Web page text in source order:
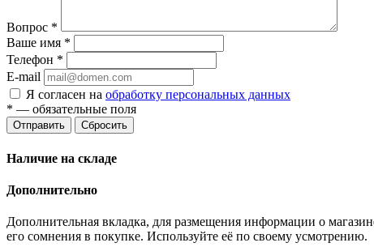
Вопрос *
Ваше имя *
Телефон *
E-mail
Я согласен на обработку персональных данных
* — обязательные поля
Отправить Сбросить
Наличие на складе
Дополнительно
Дополнительная вкладка, для размещения информации о
его сомнения в покупке. Используйте её по своему усмотрению.